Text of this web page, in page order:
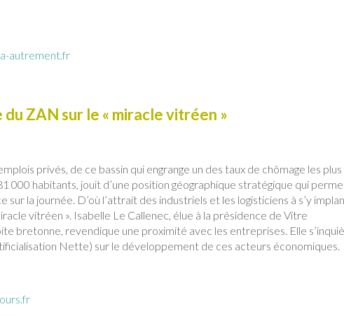
autrement.fr
ZAN sur le « miracle vitréen »
privés, de ce bassin qui engrange un des taux de chômage les
000 habitants, jouit d’une position géographique stratégique qui
la journée. D’où l’attrait des industriels et les logisticiens à s’y
vitréen ». Isabelle Le Callenec, élue à la présidence de Vitre
bretonne, revendique une proximité avec les entreprises. Elle
Nette) sur le développement de ces acteurs économiques.